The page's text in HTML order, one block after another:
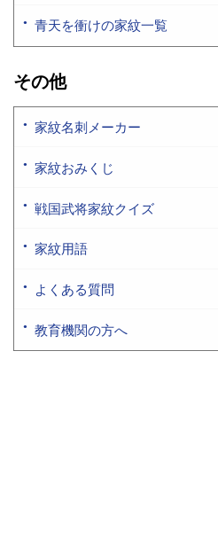
青天を衝けの家紋一覧
その他
家紋名刺メーカー
家紋おみくじ
戦国武将家紋クイズ
家紋用語
よくある質問
教育機関の方へ